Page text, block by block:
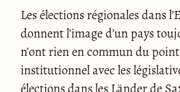
Les élections régionales dans
donnent l’image d’un pays
n’ont rien en commun du
institutionnel avec les
élections dans les Länder de